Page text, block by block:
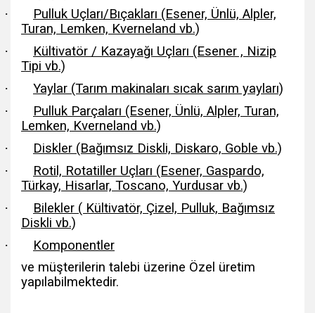
·
Pulluk Uçları/Bıçakları (Esener, Ünlü, Alpler,
Turan, Lemken, Kverneland vb.)
·
Kültivatör / Kazayağı Uçları (Esener , Nizip
Tipi vb.)
· Yaylar (Tarım makinaları sıcak sarım yayları)
·
Pulluk Parçaları (Esener, Ünlü, Alpler, Turan,
Lemken, Kverneland vb.)
· Diskler (Bağımsız Diskli, Diskaro, Goble vb.)
·
Rotil, Rotatiller Uçları (Esener, Gaspardo,
Türkay, Hisarlar, Toscano, Yurdusar vb.)
·
Bilekler ( Kültivatör, Çizel, Pulluk, Bağımsız
Diskli vb.)
·
Komponentler
ve müşterilerin talebi üzerine Özel üretim
yapılabilmektedir.